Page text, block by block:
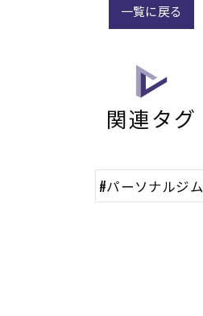
一覧に戻る
関連タグ
#パーソナルジム